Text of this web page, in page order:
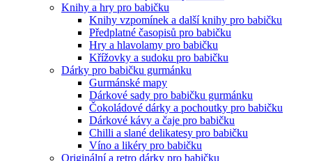
Knihy a hry pro babičku
Knihy vzpomínek a další knihy pro babičku
Předplatné časopisů pro babičku
Hry a hlavolamy pro babičku
Křížovky a sudoku pro babičku
Dárky pro babičku gurmánku
Gurmánské mapy
Dárkové sady pro babičku gurmánku
Čokoládové dárky a pochoutky pro babičku
Dárkové kávy a čaje pro babičku
Chilli a slané delikatesy pro babičku
Víno a likéry pro babičku
Originální a retro dárky pro babičku